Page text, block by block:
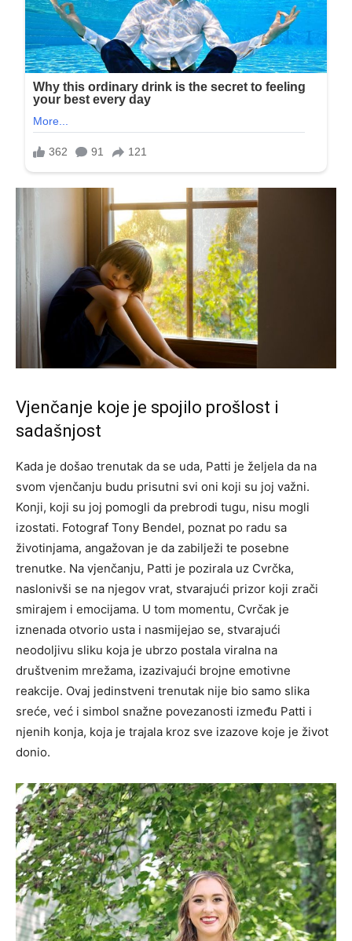
Vjenčanje koje je spojilo prošlost i
sadašnjost
Kada je došao trenutak da se uda, Patti je željela da na
svom vjenčanju budu prisutni svi oni koji su joj važni.
Konji, koji su joj pomogli da prebrodi tugu, nisu mogli
izostati. Fotograf Tony Bendel, poznat po radu sa
životinjama, angažovan je da zabilježi te posebne
trenutke. Na vjenčanju, Patti je pozirala uz Cvrčka,
naslonivši se na njegov vrat, stvarajući prizor koji zrači
smirajem i emocijama. U tom momentu, Cvrčak je
iznenada otvorio usta i nasmijejao se, stvarajući
neodoljivu sliku koja je ubrzo postala viralna na
društvenim mrežama, izazivajući brojne emotivne
reakcije. Ovaj jedinstveni trenutak nije bio samo slika
sreće, već i simbol snažne povezanosti između Patti i
njenih konja, koja je trajala kroz sve izazove koje je život
donio.